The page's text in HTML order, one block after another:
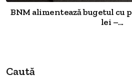
BNM alimentează bugetul cu
lei –...
Caută